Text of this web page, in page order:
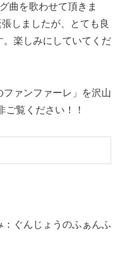
曲を歌わせて頂きま
しましたが、とても良
楽しみにしていてくだ
ァンファーレ」を沢山
ご覧ください！！
：ぐんじょうのふぁんふ